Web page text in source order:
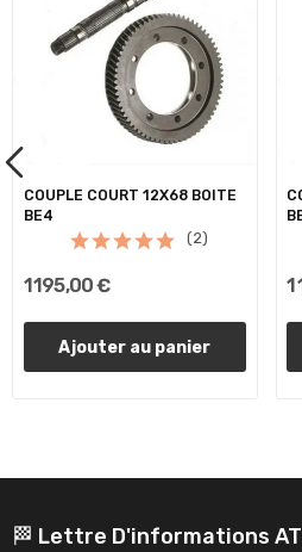
COUPLE COURT 12X68 BOITE
BE4
(2)
1 195,00 €
Ajouter au panier
1
🏁 Lettre D'informations